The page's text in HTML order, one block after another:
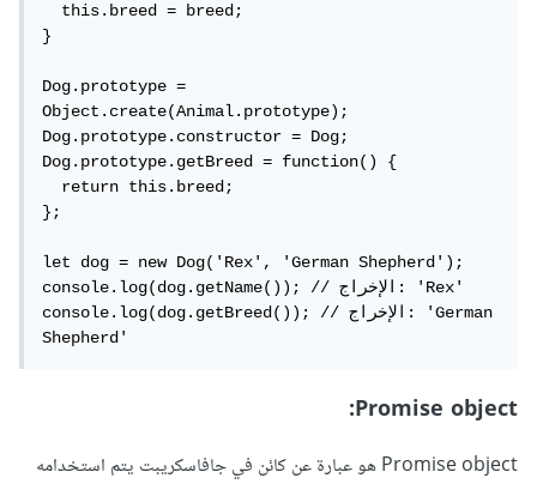
  this.breed = breed;
}
Dog.prototype =
Object.create(Animal.prototype);
Dog.prototype.constructor = Dog;
Dog.prototype.getBreed = function() {
  return this.breed;
};
let dog = new Dog('Rex', 'German Shepherd');
console.log(dog.getName()); // الإخراج: 'Rex'
console.log(dog.getBreed()); // الإخراج: 'German
Shepherd'
Promise object:
Promise object هو عبارة عن كائن في جافاسكريبت يتم استخدامه